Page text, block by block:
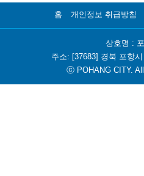
홈 개인정보 취급방침
상호명 :
주소: [37683] 경북 포항
ⓒ POHANG CITY.